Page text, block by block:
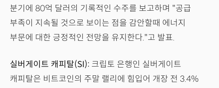
분기에 80억 달러의 기록적인 수주를 보고하며 "공급
부족이 지속될 것으로 보이는 점을 감안할때 에너지
부문에 대한 긍정적인 전망을 유지한다."고 발표.
실버게이트 캐피탈(SI): 크립토 은행인 실버게이트
캐피탈은 비트코인의 주말 랠리에 힘입어 개장 전 3.4%